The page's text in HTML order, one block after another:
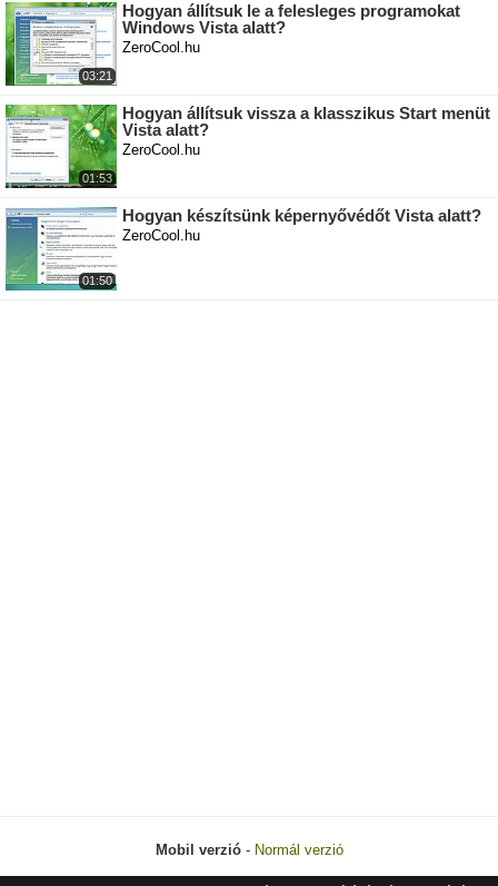
03:21
Hogyan állítsuk le a felesleges programokat
Windows Vista alatt?
ZeroCool.hu
01:53
Hogyan állítsuk vissza a klasszikus Start menüt
Vista alatt?
ZeroCool.hu
01:50
Hogyan készítsünk képernyővédőt Vista alatt?
ZeroCool.hu
Mobil verzió- Normál verzió